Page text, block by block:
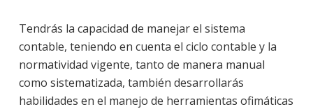
Tendrás la capacidad de manejar el sistema
contable, teniendo en cuenta el ciclo contable y la
normatividad vigente, tanto de manera manual
como sistematizada, también desarrollarás
habilidades en el manejo de herramientas ofimáticas